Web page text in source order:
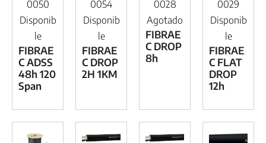
0050
Disponib
le
FIBRAE
C ADSS
48h 120
Span
0054
Disponib
le
FIBRAE
C DROP
2H 1KM
0028
Agotado
FIBRAE
C DROP
8h
0029
Disponib
le
FIBRAE
C FLAT
DROP
12h